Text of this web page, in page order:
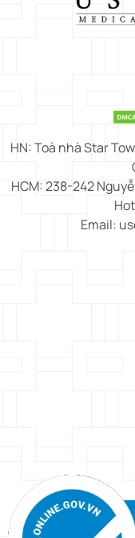
HN: Toà nhà Star
HCM: 238-242
Email: